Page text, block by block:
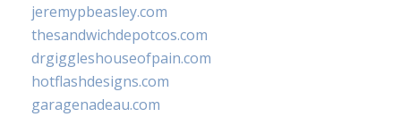
jeremypbeasley.com
thesandwichdepotcos.com
drgiggleshouseofpain.com
hotflashdesigns.com
garagenadeau.com